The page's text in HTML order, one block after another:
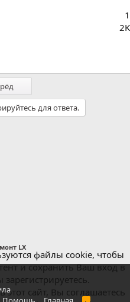
1
2K
для ответа.
LX
R
файлы cookie, чтобы
и сохранить Ваш вход в
сайт, Вы соглашаетесь